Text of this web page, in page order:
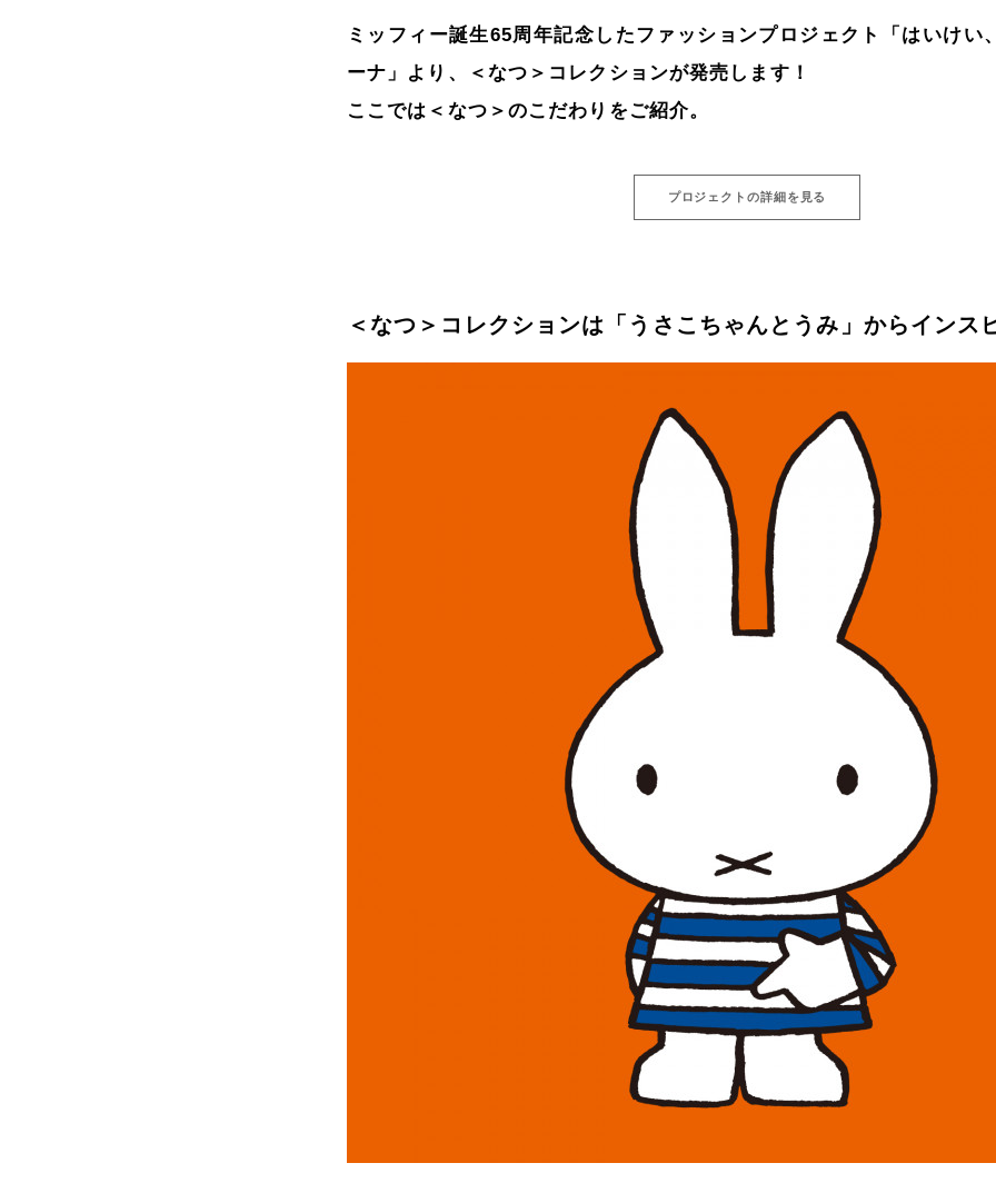
ミッフィー誕生65周年記念したファッションプロジェクト「はいけい
ーナ」より、＜なつ＞コレクションが発売します！
ここでは＜なつ＞のこだわりをご紹介。
プロジェクトの詳細を見る
＜なつ＞コレクションは「うさこちゃんとうみ」からインス